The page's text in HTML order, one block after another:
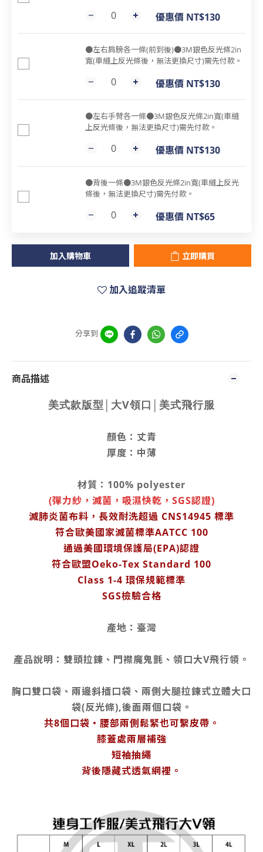
優惠價 NT$130
●左右肩膀各一條(前到後)●3M銀色反光條2in
寬(車縫上反光條後，無法更換尺寸)需先付款。
優惠價 NT$130
●左右手臂各一條●3M銀色反光條2in寬(車縫
上反光條後，無法更換尺寸)需先付款。
優惠價 NT$130
●背後一條●3M銀色反光條2in寬(車縫上反光
條後，無法更換尺寸)需先付款。
優惠價 NT$65
加入購物車 立即購買
加入追蹤清單
分享到
商品描述
美式款版型│大V領口│美式飛行服
顏色：丈青
厚度：中薄
材質：100% polyester
(彈力紗，滅菌，吸濕快乾，SGS認證)
滅肺炎菌布料，長效耐洗超過 CNS14945 標準
符合歐美國家滅菌標準AATCC 100
通過美國環境保護局(EPA)認證
符合歐盟Oeko-Tex Standard 100
Class 1-4 環保規範標準
SGS檢驗合格
產地：臺灣
產品說明：雙頭拉鍊、門襟魔鬼氈、領口大V飛行領。
胸口雙口袋、兩邊斜插口袋、兩側大腿拉鍊式立體大口
袋(反光條),後面兩個口袋。
共8個口袋‧腰部兩側鬆緊也可繫皮帶。
膝蓋處兩層補強
短袖抽繩
背後隱藏式透氣網裡。